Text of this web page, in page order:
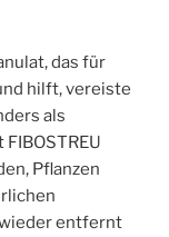
das für
hilft, vereiste
als
Pflanzen
entfernt